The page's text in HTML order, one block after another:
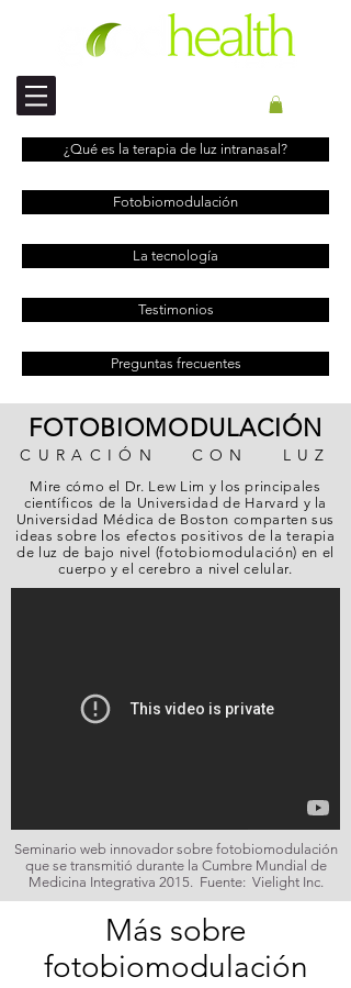
¿Qué es la terapia de luz intranasal?
Fotobiomodulación
La tecnología
Testimonios
Preguntas frecuentes
FOTOBIOMODULACIÓN
CURACIÓN CON LUZ
Mire cómo el Dr. Lew Lim y los principales
científicos de la Universidad de Harvard y la
Universidad Médica de Boston comparten sus
ideas sobre los efectos positivos de la terapia
de luz de bajo nivel (fotobiomodulación) en el
cuerpo y el cerebro a nivel celular.
Seminario web innovador sobre fotobiomodulación
que se transmitió durante la Cumbre Mundial de
Medicina Integrativa 2015. Fuente: Vielight Inc.
Más sobre
fotobiomodulación